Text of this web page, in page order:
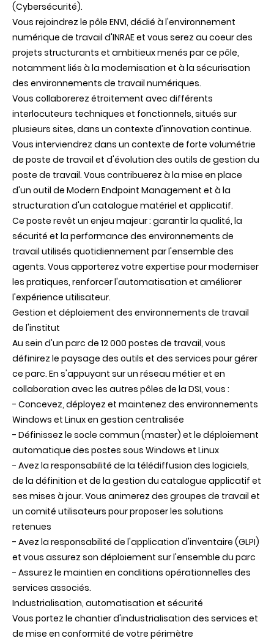
(Cybersécurité).
Vous rejoindrez le pôle ENVI, dédié à l'environnement
numérique de travail d'INRAE et vous serez au coeur des
projets structurants et ambitieux menés par ce pôle,
notamment liés à la modernisation et à la sécurisation
des environnements de travail numériques.
Vous collaborerez étroitement avec différents
interlocuteurs techniques et fonctionnels, situés sur
plusieurs sites, dans un contexte d'innovation continue.
Vous interviendrez dans un contexte de forte volumétrie
de poste de travail et d'évolution des outils de gestion du
poste de travail. Vous contribuerez à la mise en place
d'un outil de Modern Endpoint Management et à la
structuration d'un catalogue matériel et applicatif.
Ce poste revêt un enjeu majeur : garantir la qualité, la
sécurité et la performance des environnements de
travail utilisés quotidiennement par l'ensemble des
agents. Vous apporterez votre expertise pour moderniser
les pratiques, renforcer l'automatisation et améliorer
l'expérience utilisateur.
Gestion et déploiement des environnements de travail
de l'institut
Au sein d'un parc de 12 000 postes de travail, vous
définirez le paysage des outils et des services pour gérer
ce parc. En s'appuyant sur un réseau métier et en
collaboration avec les autres pôles de la DSI, vous :
- Concevez, déployez et maintenez des environnements
Windows et Linux en gestion centralisée
- Définissez le socle commun (master) et le déploiement
automatique des postes sous Windows et Linux
- Avez la responsabilité de la télédiffusion des logiciels,
de la définition et de la gestion du catalogue applicatif et
ses mises à jour. Vous animerez des groupes de travail et
un comité utilisateurs pour proposer les solutions
retenues
- Avez la responsabilité de l'application d'inventaire (GLPI)
et vous assurez son déploiement sur l'ensemble du parc
- Assurez le maintien en conditions opérationnelles des
services associés.
Industrialisation, automatisation et sécurité
Vous portez le chantier d'industrialisation des services et
de mise en conformité de votre périmètre